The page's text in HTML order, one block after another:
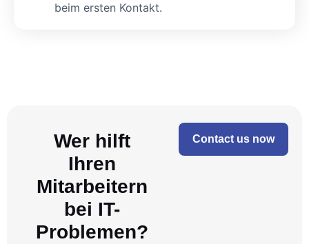
beim ersten Kontakt.
Wer hilft
Ihren
Mitarbeitern
bei IT-
Problemen?
Contact us now